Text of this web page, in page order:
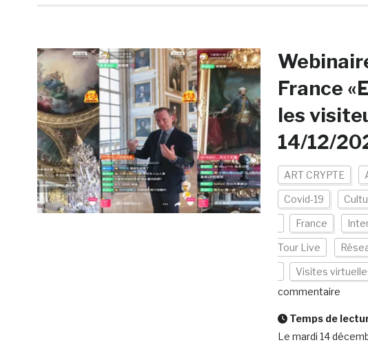
France
les
14/12/
ART CRYPTE
Covid-19
France
Tour Live
Visites
commentaire
Temps de
Le mardi 14